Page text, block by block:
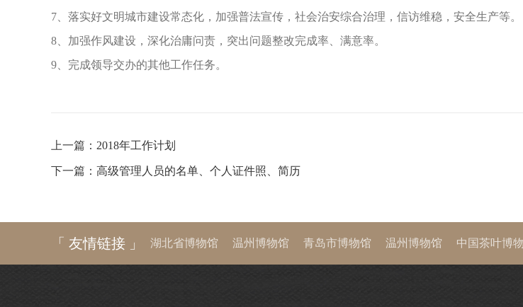
7 、落实好文明城市建设常态化，加强普法宣传，社会治安综合治理，信访维稳，安全生产等。
8 、加强作风建设，深化治庸问责，突出问题整改完成率、满意率。
9 、完成领导交办的其他工作任务。
上一篇： 2018年工作计划
下一篇： 高级管理人员的名单、个人证件照、简历
「 友情链接 」 湖北省博物馆 温州博物馆 青岛市博物馆 温州博物馆 中国茶叶博
河南博物院
湖南省博物馆 陕西历史博物馆 首都博物馆 中国国家